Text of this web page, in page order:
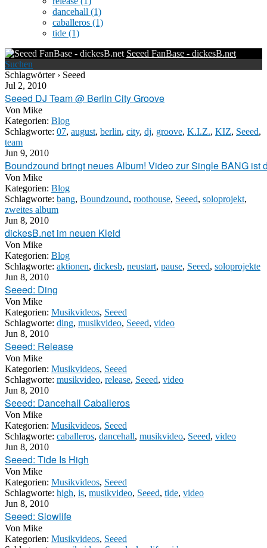
dancehall (1)
caballeros (1)
tide (1)
Seeed FanBase - dickesB.net
Suchen
Schlagwörter › Seeed
Jul 2, 2010
Seeed DJ Team @ Berlin City Groove
Von Mike
Kategorien: Blog
Schlagworte: 07, august, berlin, city, dj, groove, K.I.Z., KIZ, Seeed,
team
Jun 9, 2010
Boundzound bringt neues Album! Video zur Single BANG ist
Von Mike
Kategorien: Blog
Schlagworte: bang, Boundzound, roothouse, Seeed, soloprojekt,
zweites album
Jun 8, 2010
dickesB.net im neuen Kleid
Von Mike
Kategorien: Blog
Schlagworte: aktionen, dickesb, neustart, pause, Seeed, soloprojekte
Jun 8, 2010
Seeed: Ding
Von Mike
Kategorien: Musikvideos, Seeed
Schlagworte: ding, musikvideo, Seeed, video
Jun 8, 2010
Seeed: Release
Von Mike
Kategorien: Musikvideos, Seeed
Schlagworte: musikvideo, release, Seeed, video
Jun 8, 2010
Seeed: Dancehall Caballeros
Von Mike
Kategorien: Musikvideos, Seeed
Schlagworte: caballeros, dancehall, musikvideo, Seeed, video
Jun 8, 2010
Seeed: Tide Is High
Von Mike
Kategorien: Musikvideos, Seeed
Schlagworte: high, is, musikvideo, Seeed, tide, video
Jun 8, 2010
Seeed: Slowlife
Von Mike
Kategorien: Musikvideos, Seeed